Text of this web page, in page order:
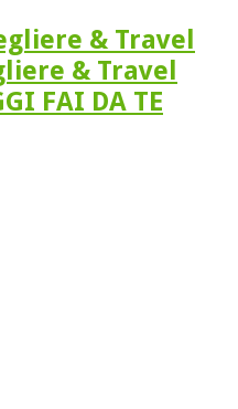
& Travel
FAI DA TE